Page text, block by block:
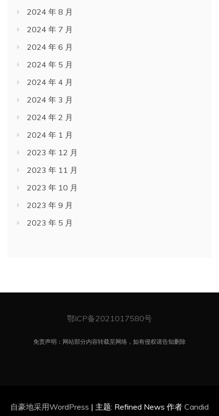
2024 年 8 月
2024 年 7 月
2024 年 6 月
2024 年 5 月
2024 年 4 月
2024 年 3 月
2024 年 2 月
2024 年 1 月
2023 年 12 月
2023 年 11 月
2023 年 10 月
2023 年 9 月
2023 年 5 月
鄂ICP备2021017580号
免责声明：网站部分内容转载至网络，如有侵权请告知删除
自豪地采用WordPress | 主题: Refined News 作者 Candid